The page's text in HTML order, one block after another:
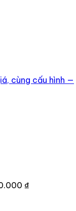
cùng cấu hình —
₫